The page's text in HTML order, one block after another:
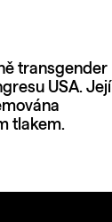
transgender
USA. Její
tlakem.